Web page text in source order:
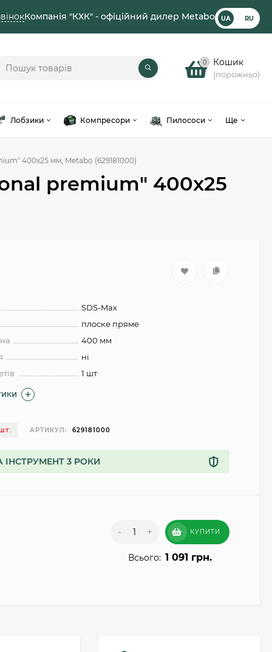
Компанія "КХК" - офіційний дилер Metabo UA RU
0 Кошик
(порожньо)
Лобзики Компресори Пилососи Ще
400x25 мм, Metabo (629181000)
premium" 400x25
SDS-Max
плоске пряме
400 мм
ні
1 шт
АРТИКУЛ: 629181000
ІНСТРУМЕНТ 3 РОКИ
- + КУПИТИ
Всього: 1 091 грн.